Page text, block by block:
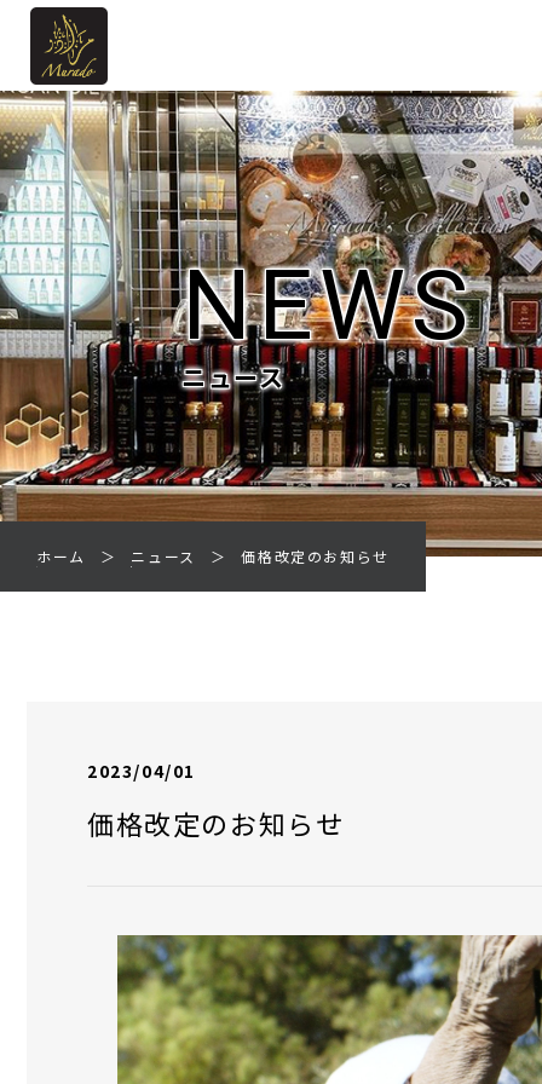
NEWS
ニュース
ホーム ニュース 価格改定のお知らせ
2023/04/01
価格改定のお知らせ